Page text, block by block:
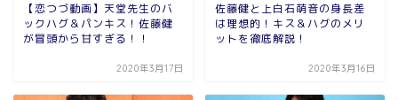
【恋つづ動画】天堂先生のバ
ックハグ＆パンキス！佐藤健
が冒頭から甘すぎる！！
2020年3月17日
佐藤健と上白石萌音の身長差
は理想的！キス＆ハグのメリ
ットを徹底解説！
2020年3月16日